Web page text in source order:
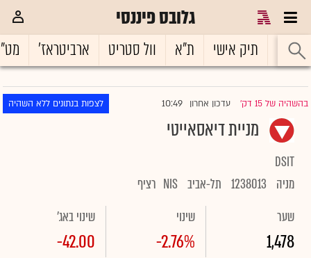
גלובס פיננסי
ראשי תיק אישי ת"א וול סטריט ארביטראז'
בהשהיה של 15 דק' |עדכון אחרון 10:49 לצפות בנתונים ללא השהיה
מניית דיאסאייטי
DSIT
מניה
1238013 תל-אביב NIS רציף
שער
1,478
שינוי
-2.76%
שינוי באג'
-42.00